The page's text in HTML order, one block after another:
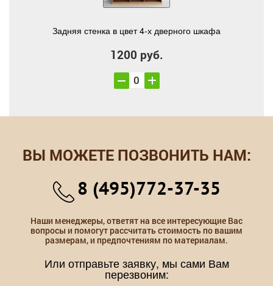
Задняя стенка в цвет 4-х дверного шкафа
1200 руб.
ВЫ МОЖЕТЕ ПОЗВОНИТЬ НАМ:
8 (495)772-37-35
Наши менеджеры, ответят на все интересующие Вас
вопросы и помогут рассчитать стоимость по вашим
размерам, и предпочтениям по материалам.
Или отправьте заявку, мы сами Вам
перезвоним: